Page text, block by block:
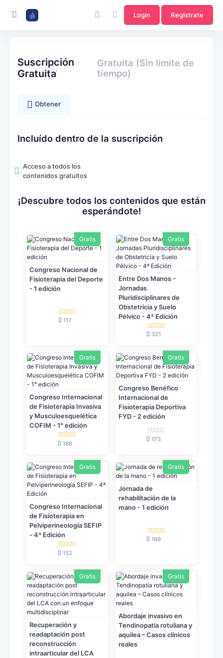
Login Registrate
Suscripción
Gratuita
Gratuita (Sin limite de
tiempo)
Obtener
Incluído dentro de la suscripción
Acceso a todos los
contenidos gratuitos
¡Descubre todos los contenidos que están
esperándote!
Gratis
Congreso Nacional de
Fisioterapia del Deporte
- 1 edición
117
Gratis
Entre Dos Manos -
Jornadas
Pluridisciplinares de
Obstetricia y Suelo
Pélvico - 4ª Edición
321
Gratis
Congreso Internacional
de Fisioterapia Invasiva
y Musculoesquelética
COFIM - 1° edición
186
Gratis
Congreso Benéfico
Internacional de
Fisioterapia Deportiva
FYD - 2 edición
173
Gratis
Congreso Internacional
de Fisioterapia en
Pelviperineología SEFIP
- 4ª Edición
152
Gratis
Jornada de
rehabilitación de la
mano - 1 edición
169
Gratis
Recuperación y
readaptación post
reconstrucción
intraarticular del LCA
Gratis
Abordaje invasivo en
Tendinopatía rotuliana y
aquilea – Casos clínicos
reales